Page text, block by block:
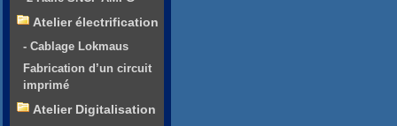
Atelier électrification
- Cablage Lokmaus
Fabrication d’un circuit
imprimé
Atelier Digitalisation